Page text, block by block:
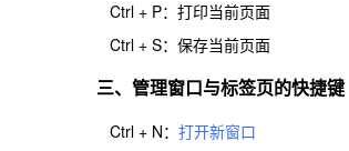
Ctrl + P：打印当前页面
Ctrl + S：保存当前页面
三、管理窗口与标签页的快捷键
Ctrl + N： 打开新窗口